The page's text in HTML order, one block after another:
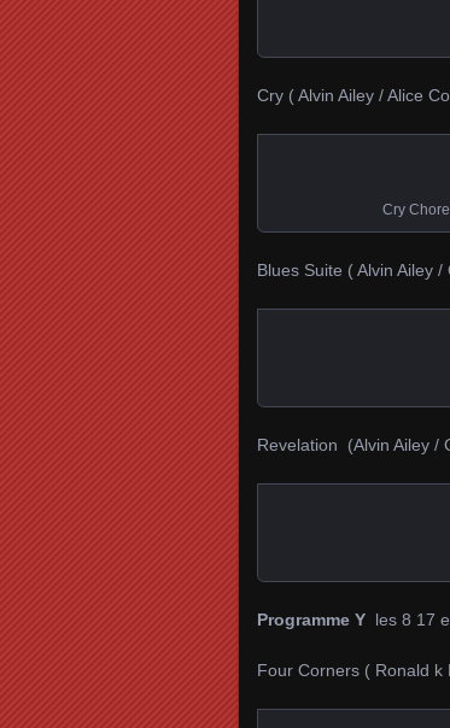
Cry ( Alvin Ailey / Alice
Cry
Blues Suite ( Alvin Ailey
Revelation (Alvin Ailey /
Programme Y les 8 17
Four Corners ( Ronald k